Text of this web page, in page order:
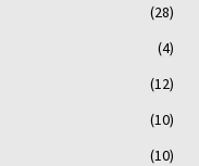
(28)
(4)
(12)
(10)
(10)